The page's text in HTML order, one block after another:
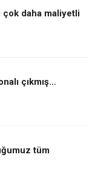
çok daha maliyetli
çıkmış…
tüm